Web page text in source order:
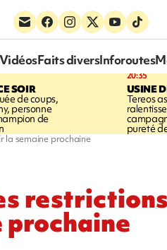
Faits diversInforoutes
SOIR
de coups,
personne
de
20:35
USINE
Tereos
pureté
la semaine prochaine
restrictions
prochaine